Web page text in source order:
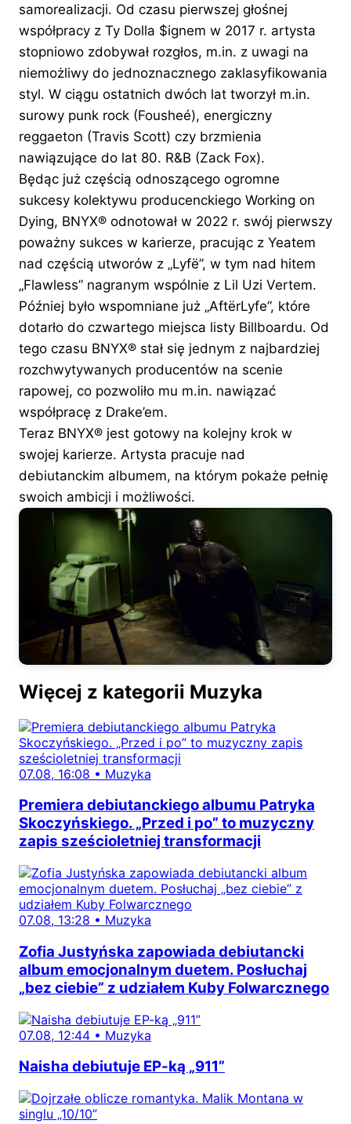
samorealizacji. Od czasu pierwszej głośnej
współpracy z Ty Dolla $ignem w 2017 r. artysta
stopniowo zdobywał rozgłos, m.in. z uwagi na
niemożliwy do jednoznacznego zaklasyfikowania
styl. W ciągu ostatnich dwóch lat tworzył m.in.
surowy punk rock (Fousheé), energiczny
reggaeton (Travis Scott) czy brzmienia
nawiązujące do lat 80. R&B (Zack Fox).
Będąc już częścią odnoszącego ogromne
sukcesy kolektywu producenckiego Working on
Dying, BNYX®️ odnotował w 2022 r. swój pierwszy
poważny sukces w karierze, pracując z Yeatem
nad częścią utworów z „Lyfë”, w tym nad hitem
„Flawless” nagranym wspólnie z Lil Uzi Vertem.
Później było wspomniane już „AftërLyfe”, które
dotarło do czwartego miejsca listy Billboardu. Od
tego czasu BNYX®️ stał się jednym z najbardziej
rozchwytywanych producentów na scenie
rapowej, co pozwoliło mu m.in. nawiązać
współpracę z Drake’em.
Teraz BNYX®️ jest gotowy na kolejny krok w
swojej karierze. Artysta pracuje nad
debiutanckim albumem, na którym pokaże pełnię
swoich ambicji i możliwości.
Więcej z kategorii Muzyka
07.08, 16:08 • Muzyka
Premiera debiutanckiego albumu Patryka
Skoczyńskiego. „Przed i po” to muzyczny
zapis sześcioletniej transformacji
07.08, 13:28 • Muzyka
Zofia Justyńska zapowiada debiutancki
album emocjonalnym duetem. Posłuchaj
„bez ciebie” z udziałem Kuby Folwarcznego
07.08, 12:44 • Muzyka
Naisha debiutuje EP-ką „911”